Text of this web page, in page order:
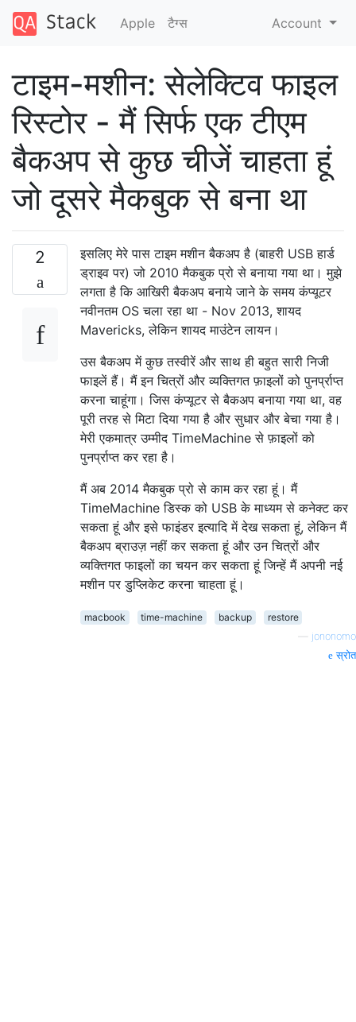
Apple टैग्‍स Account
टाइम-मशीन: सेलेक्टिव फाइल
रिस्टोर - मैं सिर्फ एक टीएम
बैकअप से कुछ चीजें चाहता हूं
जो दूसरे मैकबुक से बना था
2
इसलिए मेरे पास टाइम मशीन बैकअप है (बाहरी USB हार्ड
ड्राइव पर) जो 2010 मैकबुक प्रो से बनाया गया था। मुझे
लगता है कि आखिरी बैकअप बनाये जाने के समय कंप्यूटर
नवीनतम OS चला रहा था - Nov 2013, शायद
Mavericks, लेकिन शायद माउंटेन लायन।
उस बैकअप में कुछ तस्वीरें और साथ ही बहुत सारी निजी
फाइलें हैं। मैं इन चित्रों और व्यक्तिगत फ़ाइलों को पुनर्प्राप्त
करना चाहूंगा। जिस कंप्यूटर से बैकअप बनाया गया था, वह
पूरी तरह से मिटा दिया गया है और सुधार और बेचा गया है।
मेरी एकमात्र उम्मीद TimeMachine से फ़ाइलों को
पुनर्प्राप्त कर रहा है।
मैं अब 2014 मैकबुक प्रो से काम कर रहा हूं। मैं
TimeMachine डिस्क को USB के माध्यम से कनेक्ट कर
सकता हूं और इसे फाइंडर इत्यादि में देख सकता हूं, लेकिन मैं
बैकअप ब्राउज़ नहीं कर सकता हूं और उन चित्रों और
व्यक्तिगत फाइलों का चयन कर सकता हूं जिन्हें मैं अपनी नई
मशीन पर डुप्लिकेट करना चाहता हूं।
macbook time-machine backup
restore
jononomo
स्रोत